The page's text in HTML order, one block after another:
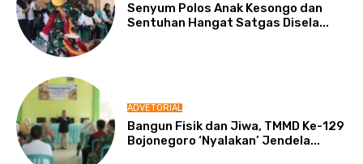
Senyum Polos Anak Kesongo dan
Sentuhan Hangat Satgas Disela...
ADVETORIAL
Bangun Fisik dan Jiwa, TMMD Ke-129
Bojonegoro ‘Nyalakan’ Jendela...